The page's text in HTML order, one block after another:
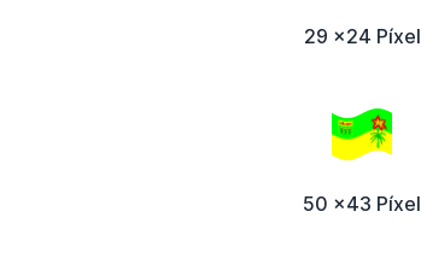
29 x24 Píxel
50 x43 Píxel